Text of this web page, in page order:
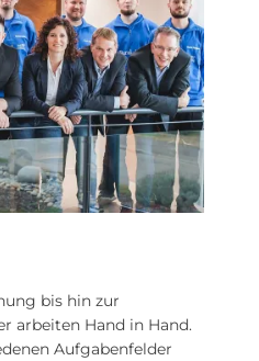
bis hin zur
arbeiten Hand in Hand.
Aufgabenfelder